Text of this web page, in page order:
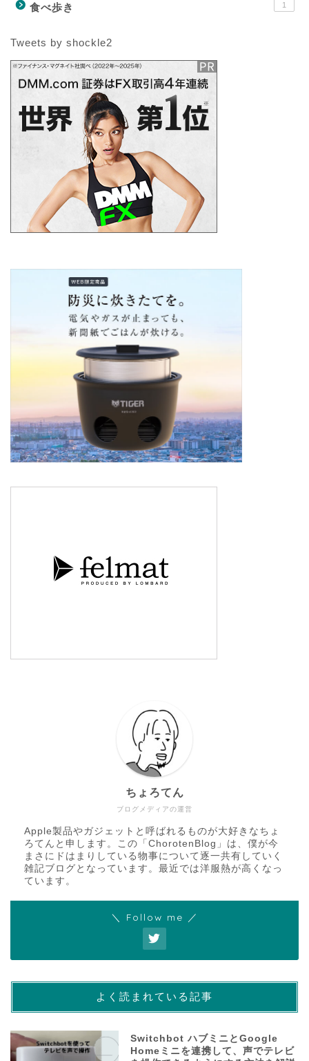
食べ歩き 1
Tweets by shockle2
ブログメディアの運営
ちょろてん
Apple製品やガジェットと呼ばれるものが大好きなちょ
ろてんと申します。この「ChorotenBlog」は、僕が今
まさにドはまりしている物事について逐一共有していく
雑記ブログとなっています。最近では洋服熱が高くなっ
ています。
＼ Follow me ／
よく読まれている記事
Switchbot ハブミニとGoogle
Homeミニを連携して、声でテレビ